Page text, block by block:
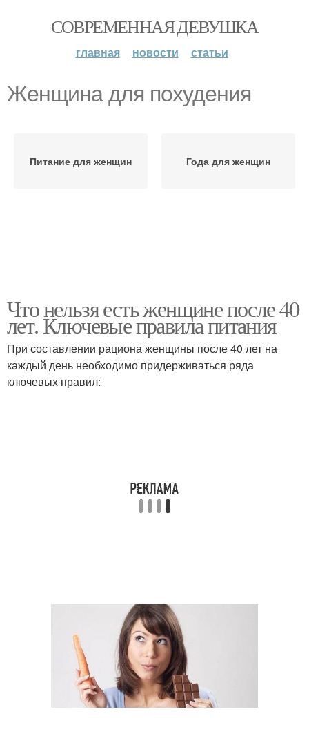
СОВРЕМЕННАЯ ДЕВУШКА
главная новости статьи
Женщина для похудения
Питание для женщин Года для женщин
Что нельзя есть женщине после 40
лет. Ключевые правила питания
При составлении рациона женщины после 40 лет на
каждый день необходимо придерживаться ряда
ключевых правил: